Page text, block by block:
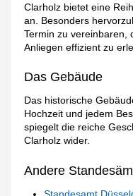
Clarholz bietet eine
an. Besonders
Termin zu vereinbaren,
Anliegen effizient zu
Das Gebäude
Das historische
Hochzeit und jedem
spiegelt die reiche
Clarholz wider.
Andere
Standesamt